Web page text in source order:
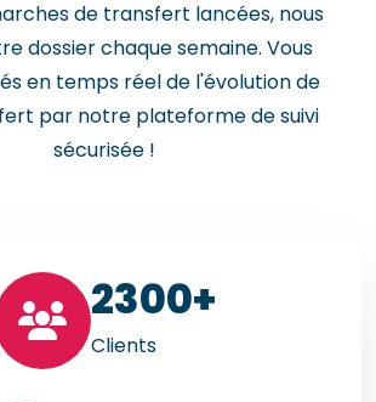
de transfert lancées, nous
dossier chaque semaine. Vous
en temps réel de l'évolution de
par notre plateforme de suivi
sécurisée !
2300+
Clients